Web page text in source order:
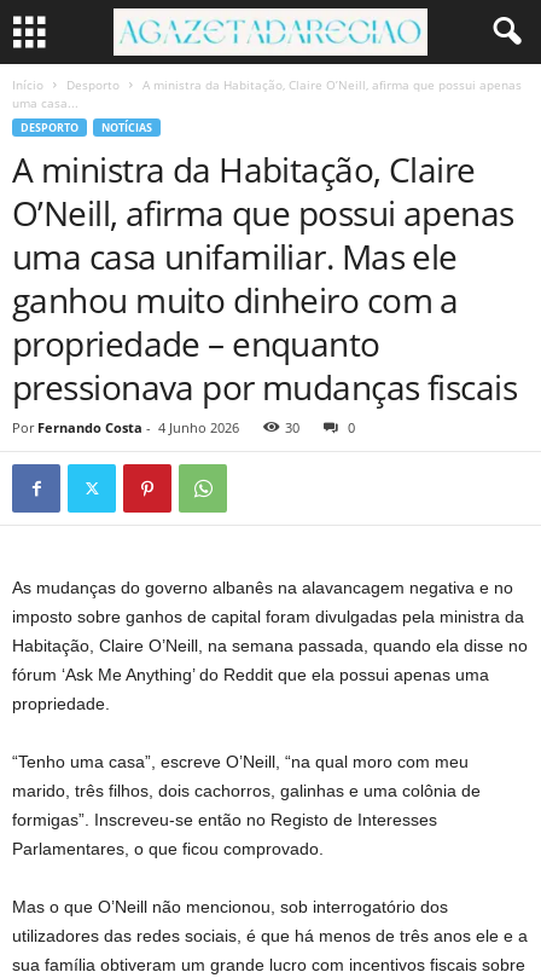
Início Desporto
A ministra da Habitação, Claire O’Neill, afirma que possui apenas
uma casa...
DESPORTO NOTÍCIAS
A ministra da Habitação, Claire
O’Neill, afirma que possui apenas
uma casa unifamiliar. Mas ele
ganhou muito dinheiro com a
propriedade – enquanto
pressionava por mudanças fiscais
Por Fernando Costa - 4 Junho 2026 30 0
As mudanças do governo albanês na alavancagem negativa e no
imposto sobre ganhos de capital foram divulgadas pela ministra da
Habitação, Claire O’Neill, na semana passada, quando ela disse no
fórum ‘Ask Me Anything’ do Reddit que ela possui apenas uma
propriedade.
“Tenho uma casa”, escreve O’Neill, “na qual moro com meu
marido, três filhos, dois cachorros, galinhas e uma colônia de
formigas”. Inscreveu-se então no Registo de Interesses
Parlamentares, o que ficou comprovado.
Mas o que O’Neill não mencionou, sob interrogatório dos
utilizadores das redes sociais, é que há menos de três anos ele e a
sua família obtiveram um grande lucro com incentivos fiscais sobre